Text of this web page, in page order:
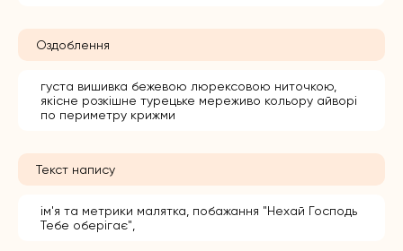
Оздоблення
густа вишивка бежевою люрексовою ниточкою,
якісне розкішне турецьке мереживо кольору айворі
по периметру крижми
Текст напису
ім'я та метрики малятка, побажання "Нехай Господь
Тебе оберігає",